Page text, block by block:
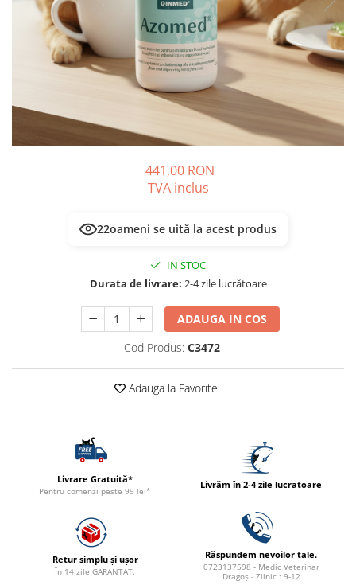
SALAM
DIETE VETERINARE
HILLS PD
Calibra Diets
MONGE
ANTIPARAZITARE EXTERNE
COMPRIMATE
VITAMINE ȘI SUPLIMENTE
ACCESORII
Masina de tuns
Recipient hrana
PLICURI
CONSERVE
DIETE VETERINARE
DIETĂ USCATĂ
ANTIPARAZITARE EXTERNE
441,00 RON
TVA inclus
22oameni se uită la acest produs
IN STOC
Durata de livrare: 2-4 zile lucrătoare
ADAUGA IN COS
Cod Produs: C3472
Adauga la Favorite
Livrare Gratuită*
Pentru comenzi peste 99 lei*
Livrăm în 2-4 zile lucratoare
Retur simplu și ușor
În 14 zile GARANTAT.
Răspundem nevoilor tale.
0723137598 - Medic Veterinar
Dragoș - Zilnic : 9-12